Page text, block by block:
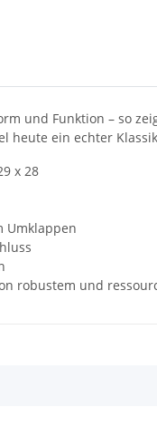
und Funktion – so
heute ein echter
x 28
Umklappen
robustem und